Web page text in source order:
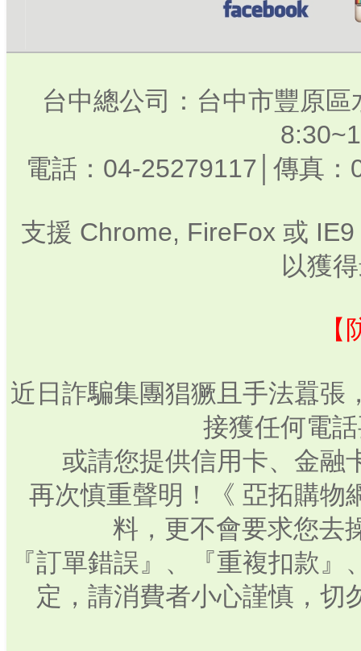
台中總公司：台中市豐原
電話：04-25279117│傳真
支援 Chrome, FireFox 或
以獲
近日詐騙集團猖獗且手法囂張
接獲任何電
或請您提供信用卡、金融
再次慎重聲明！《 亞拓購物
料，更不會要求您去
『訂單錯誤』、『重複扣款
定，請消費者小心謹慎，切